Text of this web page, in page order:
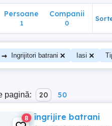
Persoane
1
Companii
0
→ Ingrijitori batrani Iasi
pagină: 20 50
8 îngrijire batrani